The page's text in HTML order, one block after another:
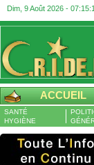
Dim, 9 Août 2026 -
ACCUEIL
SANTÉ
HYGIÈNE